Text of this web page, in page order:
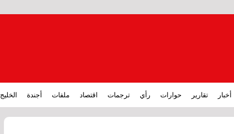
أخبار تقارير حوارات رأي ترجمات اقتصاد ملفات أجندة الخليج